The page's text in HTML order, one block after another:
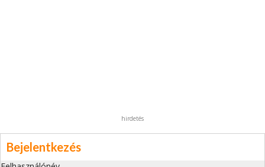
hirdetés
Bejelentkezés